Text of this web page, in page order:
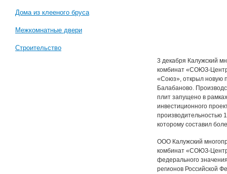
Дома из клееного бруса
Межкомнатные двери
Строительство
3 декабря Калужский
комбинат «СОЮЗ-
«Союз», открыл новую
Балабаново.
плит запущено в
инвестиционного
производительностью
которому составил
ООО Калужский
комбинат «СОЮЗ-
федерального
регионов Российской